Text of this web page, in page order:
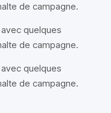
de campagne.
quelques
de campagne.
quelques
de campagne.